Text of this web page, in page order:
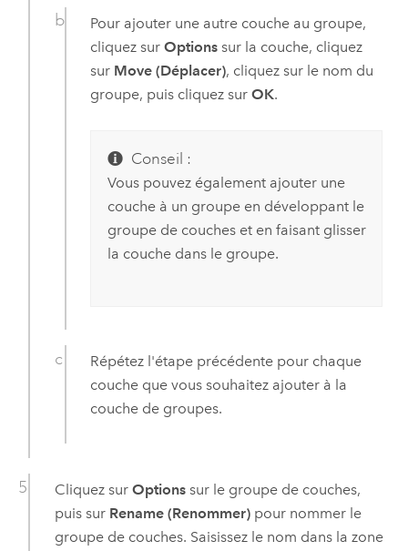
Pour ajouter une autre couche au groupe,
cliquez surOptions sur la couche, cliquez
sur Move (Déplacer), cliquez sur le nom du
groupe, puis cliquez surOK.
Conseil :
Vous pouvez également ajouter une
couche à un groupe en développant le
groupe de couches et en faisant glisser
la couche dans le groupe.
Répétez l'étape précédente pour chaque
couche que vous souhaitez ajouter à la
couche de groupes.
Cliquez sur Optionssur le groupe de couches,
puis sur Rename (Renommer)pour nommer le
groupe de couches. Saisissez le nom dans la zone